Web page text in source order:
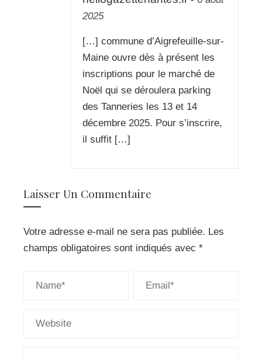
2025
[…] commune d’Aigrefeuille-sur-
Maine ouvre dès à présent les
inscriptions pour le marché de
Noël qui se déroulera parking
des Tanneries les 13 et 14
décembre 2025. Pour s’inscrire,
il suffit […]
Laisser Un Commentaire
Votre adresse e-mail ne sera pas publiée. Les
champs obligatoires sont indiqués avec *